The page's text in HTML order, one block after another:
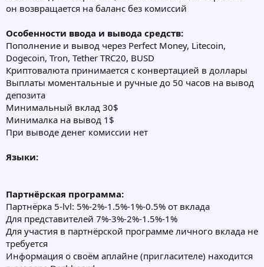
он возвращается на баланс без комиссий
Особенности ввода и вывода средств:
Пополнение и вывод через Perfect Money, Litecoin,
Dogecoin, Tron, Tether TRC20, BUSD
Криптовалюта принимается с конвертацией в доллары
Выплаты моментальные и ручные до 50 часов на вывод
депозита
Минимальный вклад 30$
Минималка на вывод 1$
При выводе денег комиссии нет
Языки:
Партнёрская программа:
Партнёрка 5-lvl: 5%-2%-1.5%-1%-0.5% от вклада
Для представителей 7%-3%-2%-1.5%-1%
Для участия в партнёрской программе личного вклада не
требуется
Информация о своём аплайне (пригласителе) находится